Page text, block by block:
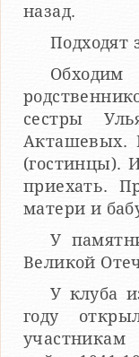
назад.
Подходят
сестры
Акташевых.
(гостинцы).
приехать.
матери и
У
Великой
У клуба
году